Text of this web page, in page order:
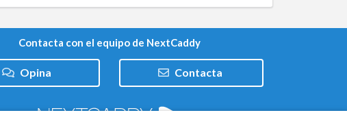
Contacta con el equipo de NextCaddy
Opina Contacta